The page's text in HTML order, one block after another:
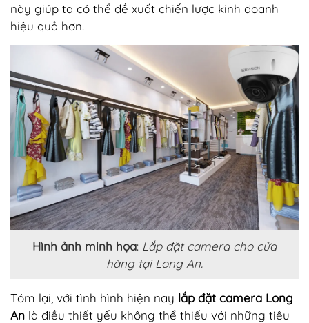
này giúp ta có thể đề xuất chiến lược kinh doanh
hiệu quả hơn.
Hình ảnh minh họa: Lắp đặt camera cho cửa
hàng tại Long An.
Tóm lại, với tình hình hiện nay lắp đặt camera Long
An là điều thiết yếu không thể thiếu với những tiêu